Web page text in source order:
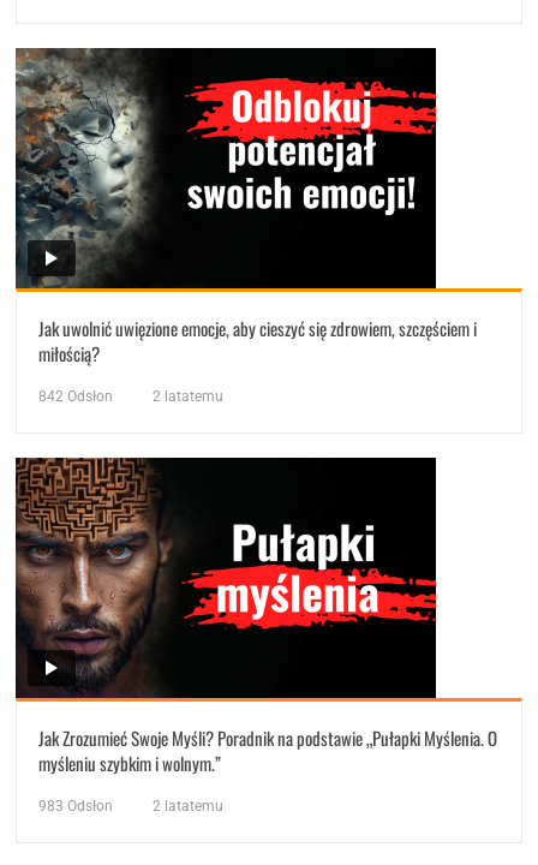
Jak uwolnić uwięzione emocje, aby cieszyć się zdrowiem, szczęściem i
miłością?
842 Odsłon 2 latatemu
Jak Zrozumieć Swoje Myśli? Poradnik na podstawie „Pułapki Myślenia. O
myśleniu szybkim i wolnym.”
983 Odsłon 2 latatemu